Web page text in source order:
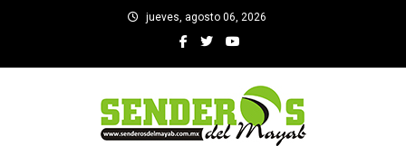
jueves, agosto 06, 2026